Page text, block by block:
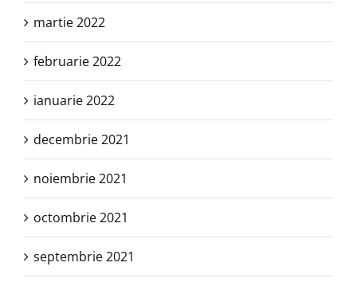
martie 2022
februarie 2022
ianuarie 2022
decembrie 2021
noiembrie 2021
octombrie 2021
septembrie 2021